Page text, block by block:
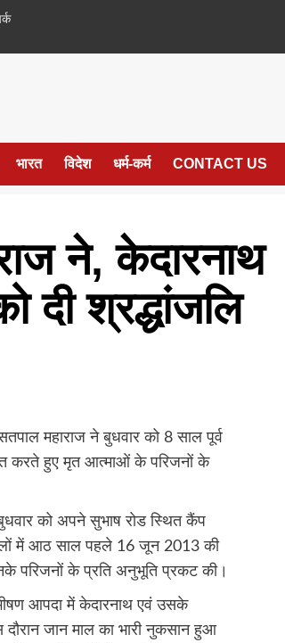
भारत विदेश धर्म-कर्म CONTACT US
ने, केदारनाथ
दी श्रद्धांजलि
महाराज ने बुधवार को 8 साल पूर्व
करते हुए मृत आत्माओं के परिजनों के
को अपने सुभाष रोड स्थित कैंप
में आठ साल पहले 16 जून 2013 की
परिजनों के प्रति अनुभूति प्रकट की।
आपदा में केदारनाथ एवं उसके
जान माल का भारी नुकसान हुआ